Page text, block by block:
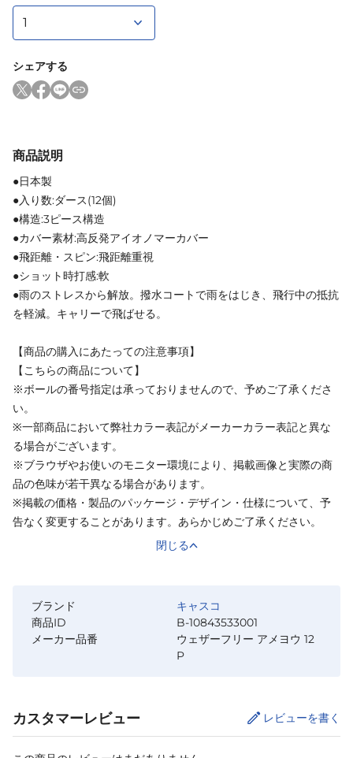
シェアする
商品説明
●日本製
●入り数:ダース(12個)
●構造:3ピース構造
●カバー素材:高反発アイオノマーカバー
●飛距離・スピン:飛距離重視
●ショット時打感:軟
●雨のストレスから解放。撥水コートで雨をはじき、飛行中の抵抗
を軽減。キャリーで飛ばせる。
【商品の購入にあたっての注意事項】
【こちらの商品について】
※ボールの番号指定は承っておりませんので、予めご了承くださ
い。
※一部商品において弊社カラー表記がメーカーカラー表記と異な
る場合がございます。
※ブラウザやお使いのモニター環境により、掲載画像と実際の商
品の色味が若干異なる場合があります。
※掲載の価格・製品のパッケージ・デザイン・仕様について、予
告なく変更することがあります。あらかじめご了承ください。
閉じる
ブランド
キャスコ
商品ID
B-10843533001
メーカー品番
ウェザーフリー アメヨウ 12
P
カスタマーレビュー レビューを書く